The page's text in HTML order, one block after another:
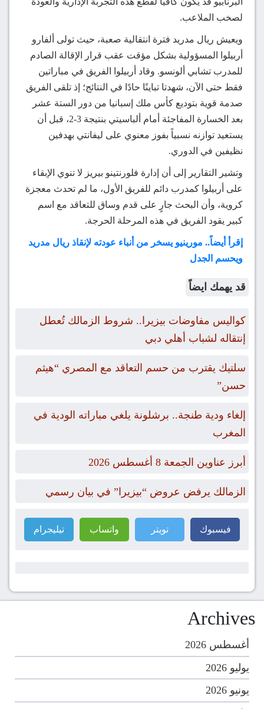
لصخب الملاعب.
ويعيش ريال مدريد فترة انتقالية صعبة، حيث تولى ألفارو
أربيلوا المسؤولية بشكل مؤقت عقب قرار الإقالة الصادم
للمدرب تشابي ألونسو. وقاد أربيلوا الفريق في مباراتين
فقط حتى الآن، شهدتا تباينًا حادًا في النتائج؛ إذ تلقى الفريق
صدمة قوية بتوديع كأس ملك إسبانيا من دور الستة عشر
بعد الخسارة المفاجئة أمام ألباسيتي بنتيجة 3-2، قبل أن
يستعيد توازنه نسبياً بفوز معنوي على ليفانتي بهدفين
نظيفين في الدوري.
وتشير التقارير إلى أن إدارة فلورنتينو بيريز لا تنوي الإبقاء
على أربيلوا كمدرب دائم للفريق الأول، ما لم تحدث معجزة
كروية، وأن البحث جارٍ على قدم وساق للتعاقد مع اسم
كبير يقود الفريق في هذه المرحلة الحرجة.
إقرأ أيضاً.. مورينيو يسخر من أنباء عودته لإنقاذ ريال مدريد
ويحسم الجدل
قد يهمك ايضاً
كواليس مفاوضات بيزيرا.. شروط الزمالك تُعطل
إنتقاله لشباب أهلي دبي
سلتيك يقترب من حسم التعاقد مع المصري “هيثم
حسن”
إلغاء ودية طنجة.. برشلونة يلغي مباراته الودية في
المغرب
أبرز عناوين الجمعة 8 أغسطس 2026
الزمالك يرفض عروض “بيزيرا” في بيان رسمي
فيسبوك تويتر واتساب تيليجرام
Archives
أغسطس 2026
يوليو 2026
يونيو 2026